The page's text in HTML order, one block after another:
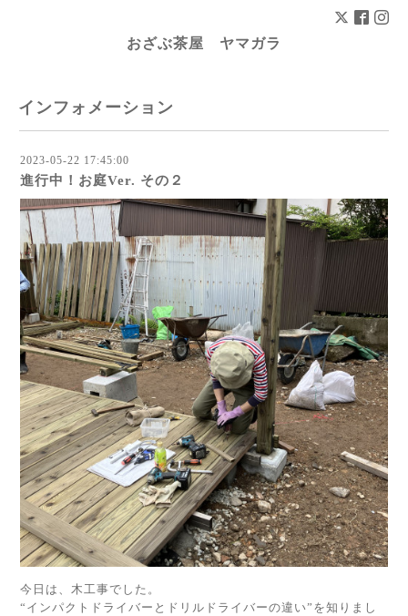
おざぶ茶屋 ヤマガラ
インフォメーション
2023-05-22 17:45:00
進行中！お庭Ver. その２
今日は、木工事でした。
“インパクトドライバーとドリルドライバーの違い”を知りまし